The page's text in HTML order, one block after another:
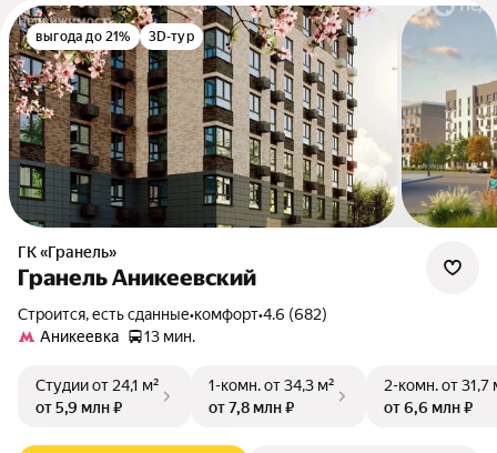
выгода до 21% 3D-тур
ГК «Гранель»
Гранель Аникеевский
Строится, есть сданные•комфорт•4.6 (682)
Аникеевка
13 мин.
Студииот 24,1 м²
от 5,9 млн ₽
1-комн.от 34,3 м²
от 7,8 млн ₽
2-комн.от 31,7
от 6,6 млн ₽